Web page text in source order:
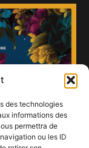
des technologies
informations des
permettra de
ou les ID